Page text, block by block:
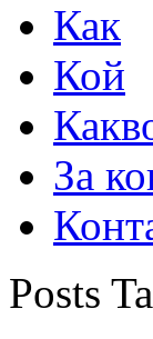
Как
Кой
За
Posts